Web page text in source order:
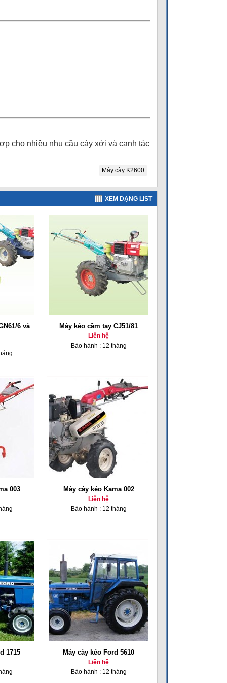
cho nhiều nhu cầu cày xới và canh tác
Máy cày K2600
XEM DẠNG LIST
6 và
Máy kéo cầm tay CJ51/81
Liên hệ
Bảo hành : 12 tháng
003 Máy cày kéo Kama 002
Liên hệ
Bảo hành : 12 tháng
1715 Máy cày kéo Ford 5610
Liên hệ
Bảo hành : 12 tháng